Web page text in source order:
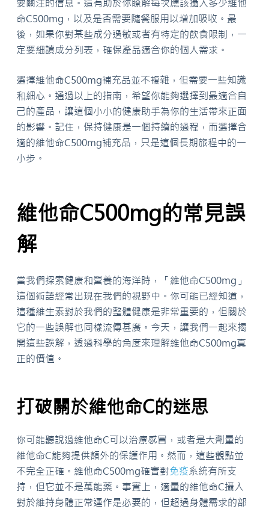
要關注的信息。這有助於你瞭解每次應該攝入多少維他
命C500mg，以及是否需要隨餐服用以增加吸收。最
後，如果你對某些成分過敏或者有特定的飲食限制，一
定要細讀成分列表，確保產品適合你的個人需求。
選擇維他命C500mg補充品並不複雜，但需要一些知識
和細心。通過以上的指南，希望你能夠選擇到最適合自
己的產品，讓這個小小的健康助手為你的生活帶來正面
的影響。記住，保持健康是一個持續的過程，而選擇合
適的維他命C500mg補充品，只是這個長期旅程中的一
小步。
維他命C500mg的常見誤
解
當我們探索健康和營養的海洋時，「維他命C500mg」
這個術語經常出現在我們的視野中。你可能已經知道，
這種維生素對於我們的整體健康是非常重要的，但關於
它的一些誤解也同樣流傳甚廣。今天，讓我們一起來揭
開這些誤解，透過科學的角度來理解維他命C500mg真
正的價值。
打破關於維他命C的迷思
你可能聽說過維他命C可以治療感冒，或者是大劑量的
維他命C能夠提供額外的保護作用。然而，這些觀點並
不完全正確。維他命C500mg確實對免疫系統有所支
持，但它並不是萬能藥。事實上，適量的維他命C攝入
對於維持身體正常運作是必要的，但超過身體需求的部